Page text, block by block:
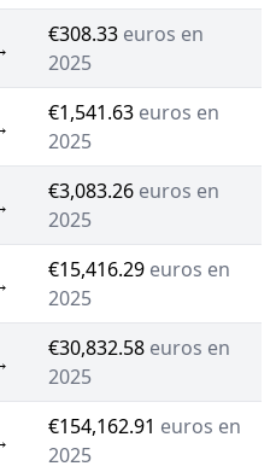
€308.33 euros en
2025
€1,541.63 euros en
2025
€3,083.26 euros en
2025
€15,416.29 euros en
2025
€30,832.58 euros en
2025
€154,162.91 euros en
2025